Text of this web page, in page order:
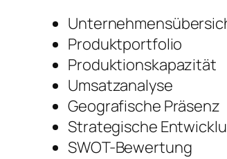
Produktportfolio
Produktionskapazität
Umsatzanalyse
Geografische Präsenz
Strategische
SWOT-Bewertung